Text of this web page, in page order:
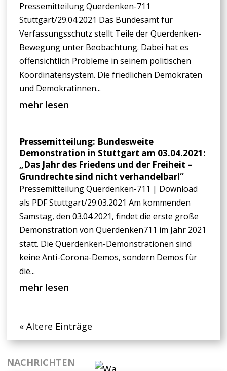
Pressemitteilung Querdenken-711
Stuttgart/29.04.2021 Das Bundesamt für
Verfassungsschutz stellt Teile der Querdenken-
Bewegung unter Beobachtung. Dabei hat es
offensichtlich Probleme in seinem politischen
Koordinatensystem. Die friedlichen Demokraten
und Demokratinnen...
mehr lesen
Pressemitteilung: Bundesweite
Demonstration in Stuttgart am 03.04.2021:
„Das Jahr des Friedens und der Freiheit –
Grundrechte sind nicht verhandelbar!“
Pressemitteilung Querdenken-711 | Download
als PDF Stuttgart/29.03.2021 Am kommenden
Samstag, den 03.04.2021, findet die erste große
Demonstration von Querdenken711 im Jahr 2021
statt. Die Querdenken-Demonstrationen sind
keine Anti-Corona-Demos, sondern Demos für
die...
mehr lesen
« Ältere Einträge
NACHRICHTEN